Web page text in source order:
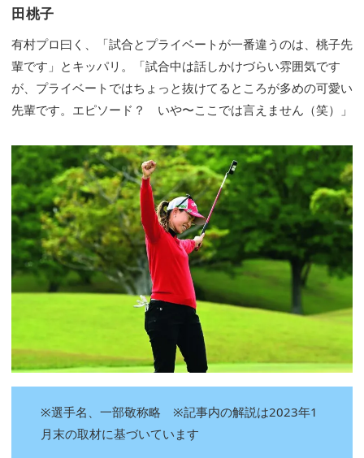
田桃子
有村プロ曰く、「試合とプライベートが一番違うのは、桃子先
輩です」とキッパリ。「試合中は話しかけづらい雰囲気です
が、プライベートではちょっと抜けてるところが多めの可愛い
先輩です。エピソード？ いや〜ここでは言えません（笑）」
※選手名、一部敬称略 ※記事内の解説は2023年1
月末の取材に基づいています